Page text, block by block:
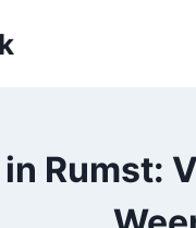
Rumst: